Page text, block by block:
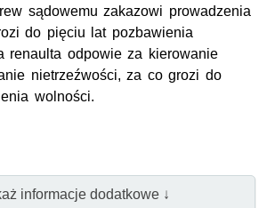
sądowemu zakazowi prowadzenia
do pięciu lat pozbawienia
renaulta odpowie za kierowanie
nietrzeźwości, za co grozi do
wolności.
informacje dodatkowe ↓